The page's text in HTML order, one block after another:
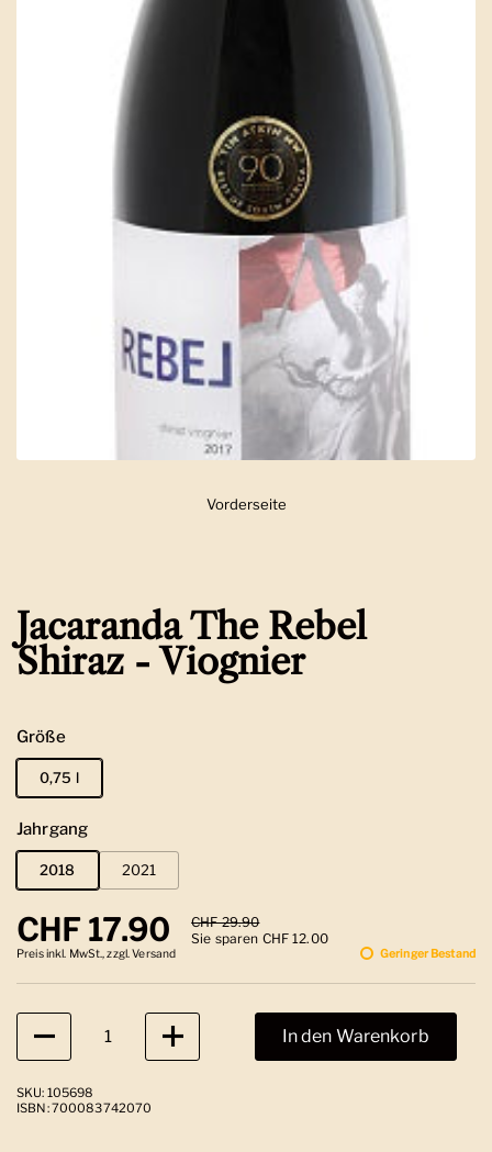
Zeige Folie 1
Vorderseite
Jacaranda The Rebel
Shiraz - Viognier
Größe
0,75 l
Jahrgang
2018 2021
Regulärer Preis
CHF 17.90 Sale-Preis
CHF 29.90
Sie sparen CHF 12.00
Preis inkl. MwSt., zzgl. Versand Geringer Bestand
Anzahl
In den Warenkorb
SKU: 105698
ISBN: 700083742070